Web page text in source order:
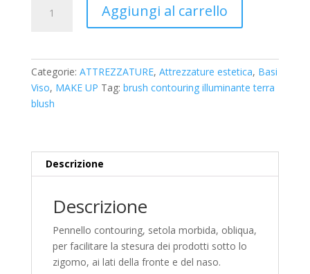
quantità
Aggiungi al carrello
Categorie: ATTREZZATURE, Attrezzature estetica, Basi
Viso, MAKE UP Tag: brush contouring illuminante terra
blush
Descrizione
Descrizione
Pennello contouring, setola morbida, obliqua,
per facilitare la stesura dei prodotti sotto lo
zigomo, ai lati della fronte e del naso.